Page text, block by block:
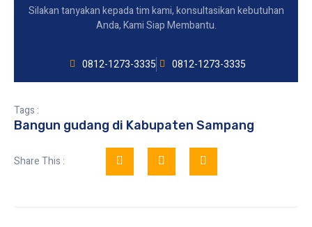
Silakan tanyakan kepada tim kami, konsultasikan kebutuhan
Anda, Kami Siap Membantu.
0812-1273-3335 0812-1273-3335
Tags :
Bangun gudang di Kabupaten Sampang
Share This :